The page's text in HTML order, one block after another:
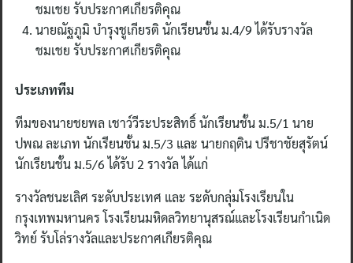
ชมเชย รับประกาศเกียรติคุณ
นายณัฐภูมิ บำรุงชูเกียรติ นักเรียนชั้น ม.4/9 ได้รับรางวัล
ชมเชย รับประกาศเกียรติคุณ
ประเภททีม
ทีมของนายชยพล เชาว์วีระประสิทธิ์ นักเรียนชั้น ม.5/1 นาย
ปพณ ละเภท นักเรียนชั้น ม.5/3 และ นายกฤติน ปรีชาชัยสุรัตน์
นักเรียนชั้น ม.5/6 ได้รับ 2 รางวัล ได้แก่
รางวัลชนะเลิศ ระดับประเทศ และ ระดับกลุ่มโรงเรียนใน
กรุงเทพมหานคร โรงเรียนมหิดลวิทยานุสรณ์และโรงเรียนกำเนิด
วิทย์ รับโล่รางวัลและประกาศเกียรติคุณ